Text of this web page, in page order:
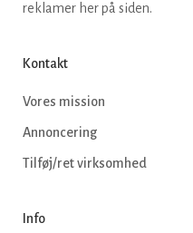
reklamer her på siden.
Kontakt
Vores mission
Annoncering
Tilføj/ret virksomhed
Info